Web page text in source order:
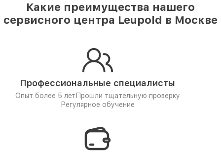
Какие преимущества нашего
сервисного центра Leupold в Москве
Профессиональные специалисты
Опыт более 5 лет Прошли тщательную проверку
Регулярное обучение